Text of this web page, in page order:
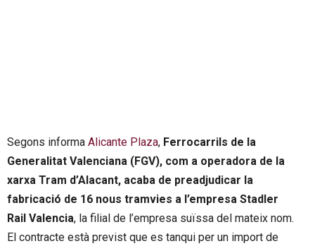
Segons informa Alicante Plaza, Ferrocarrils de la
Generalitat Valenciana (FGV), com a operadora de la
xarxa Tram d’Alacant, acaba de preadjudicar la
fabricació de 16 nous tramvies a l’empresa Stadler
Rail Valencia, la filial de l’empresa suïssa del mateix nom.
El contracte està previst que es tanqui per un import de